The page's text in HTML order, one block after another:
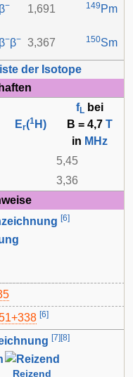
β− 1,691 149 Pm
β−β− 3,367 150Sm
der Isotope
Er(1 H)
fL bei
B = 4,7 T
in MHz
5,45
3,36
[6]
[6]
[7] [8]
Reizend